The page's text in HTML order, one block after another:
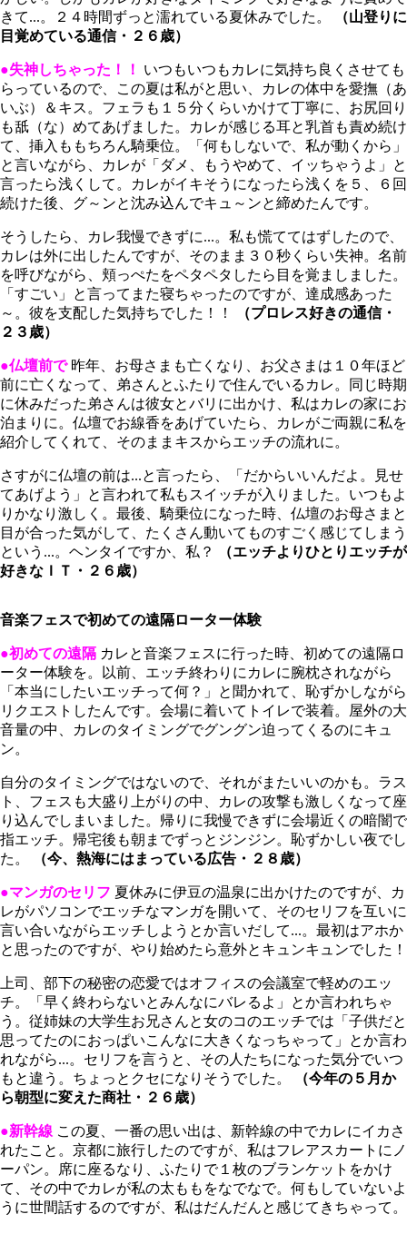
きて...。２４時間ずっと濡れている夏休みでした。
（山登りに
目覚めている通信・２６歳）
●失神しちゃった！！
いつもいつもカレに気持ち良くさせても
らっているので、この夏は私がと思い、カレの体中を愛撫（あ
いぶ）＆キス。フェラも１５分くらいかけて丁寧に、お尻回り
も舐（な）めてあげました。カレが感じる耳と乳首も責め続け
て、挿入ももちろん騎乗位。「何もしないで、私が動くから」
と言いながら、カレが「ダメ、もうやめて、イッちゃうよ」と
言ったら浅くして。カレがイキそうになったら浅くを５、６回
続けた後、グ～ンと沈み込んでキュ～ンと締めたんです。
そうしたら、カレ我慢できずに...。私も慌ててはずしたので、
カレは外に出したんですが、そのまま３０秒くらい失神。名前
を呼びながら、頬っぺたをペタペタしたら目を覚ましました。
「すごい」と言ってまた寝ちゃったのですが、達成感あった
～。彼を支配した気持ちでした！！
（プロレス好きの通信・
２３歳）
●仏壇前で昨年、お母さまも亡くなり、お父さまは１０年ほど
前に亡くなって、弟さんとふたりで住んでいるカレ。同じ時期
に休みだった弟さんは彼女とバリに出かけ、私はカレの家にお
泊まりに。仏壇でお線香をあげていたら、カレがご両親に私を
紹介してくれて、そのままキスからエッチの流れに。
さすがに仏壇の前は...と言ったら、「だからいいんだよ。見せ
てあげよう」と言われて私もスイッチが入りました。いつもよ
りかなり激しく。最後、騎乗位になった時、仏壇のお母さまと
目が合った気がして、たくさん動いてものすごく感じてしまう
という...。ヘンタイですか、私？
（エッチよりひとりエッチが
好きなＩＴ・２６歳）
音楽フェスで初めての遠隔ローター体験
●初めての遠隔 カレと音楽フェスに行った時、初めての遠隔ロ
ーター体験を。以前、エッチ終わりにカレに腕枕されながら
「本当にしたいエッチって何？」と聞かれて、恥ずかしながら
リクエストしたんです。会場に着いてトイレで装着。屋外の大
音量の中、カレのタイミングでグングン迫ってくるのにキュ
ン。
自分のタイミングではないので、それがまたいいのかも。ラス
ト、フェスも大盛り上がりの中、カレの攻撃も激しくなって座
り込んでしまいました。帰りに我慢できずに会場近くの暗闇で
指エッチ。帰宅後も朝までずっとジンジン。恥ずかしい夜でし
た。
（今、熱海にはまっている広告・２８歳）
●マンガのセリフ 夏休みに伊豆の温泉に出かけたのですが、カ
レがパソコンでエッチなマンガを開いて、そのセリフを互いに
言い合いながらエッチしようとか言いだして...。最初はアホか
と思ったのですが、やり始めたら意外とキュンキュンでした！
上司、部下の秘密の恋愛ではオフィスの会議室で軽めのエッ
チ。「早く終わらないとみんなにバレるよ」とか言われちゃ
う。従姉妹の大学生お兄さんと女のコのエッチでは「子供だと
思ってたのにおっぱいこんなに大きくなっちゃって」とか言わ
れながら...。セリフを言うと、その人たちになった気分でいつ
もと違う。ちょっとクセになりそうでした。
（今年の５月か
ら朝型に変えた商社・２６歳）
●新幹線 この夏、一番の思い出は、新幹線の中でカレにイカさ
れたこと。京都に旅行したのですが、私はフレアスカートにノ
ーパン。席に座るなり、ふたりで１枚のブランケットをかけ
て、その中でカレが私の太ももをなでなで。何もしていないよ
うに世間話するのですが、私はだんだんと感じてきちゃって。